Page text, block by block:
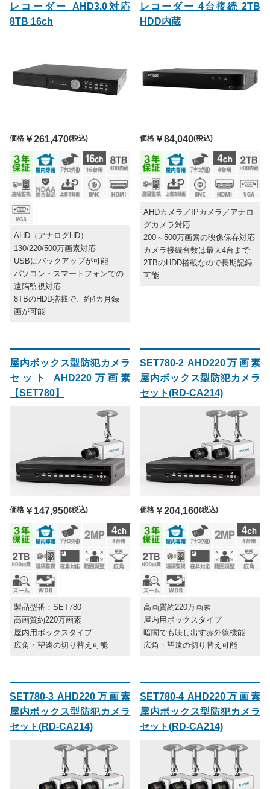
レコーダー AHD3.0対応
8TB 16ch
価格 ￥261,470(税込)
AHD（アナログHD）
130/220/500万画素対応
USBにバックアップが可能
パソコン・スマートフォンでの
遠隔監視対応
8TBのHDD搭載で、約4カ月録
画が可能
レコーダー 4台接続 2TB
HDD内蔵
価格￥84,040(税込)
AHDカメラ／IPカメラ／アナロ
グカメラ対応
200～500万画素の映像保存対応
カメラ接続台数は最大4台まで
2TBのHDD搭載なので長期記録
可能
屋内ボックス型防犯カメラ
セット AHD220万画素
【SET780】
価格 ￥147,950(税込)
製品型番：SET780
高画質約220万画素
屋内用ボックスタイプ
広角・望遠の切り替え可能
SET780-2 AHD220万画素
屋内ボックス型防犯カメラ
セット(RD-CA214)
価格￥204,160(税込)
高画質約220万画素
屋内用ボックスタイプ
暗闇でも映し出す赤外線機能
広角・望遠の切り替え可能
SET780-3 AHD220万画素
屋内ボックス型防犯カメラ
セット(RD-CA214)
SET780-4 AHD220万画素
屋内ボックス型防犯カメラ
セット(RD-CA214)